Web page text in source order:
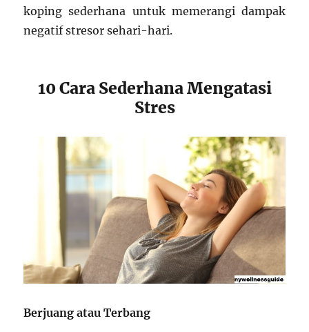
koping sederhana untuk memerangi dampak
negatif stresor sehari-hari.
10 Cara Sederhana Mengatasi
Stres
Berjuang atau Terbang